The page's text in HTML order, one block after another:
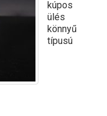
kúpos
ülés
könnyű
típusú